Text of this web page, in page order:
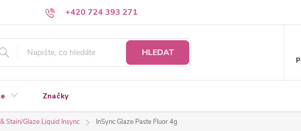
+420 724 393 271
a nenacházíte? Napište nám
HLEDAT
Značky
Stain/Glaze Liquid Insync InSync Glaze Paste Fluor 4g